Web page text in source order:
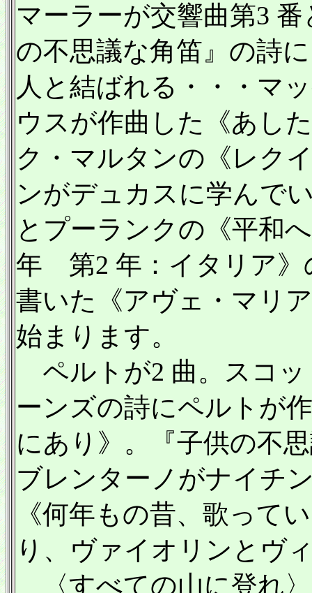
マーラーが交響曲第3
の不思議な角笛』の詩
人と結ばれる・・・マ
ウスが作曲した《あし
ク・マルタンの《レク
ンがデュカスに学んで
とプーランクの《平和
年 第2 年：イタリア》
書いた《アヴェ・マリ
始まります。
ペルトが2 曲。スコッ
ーンズの詩にペルトが
にあり》。『子供の不
ブレンターノがナイチ
《何年もの昔、歌って
り、ヴァイオリンとヴ
〈すべての山に登れ